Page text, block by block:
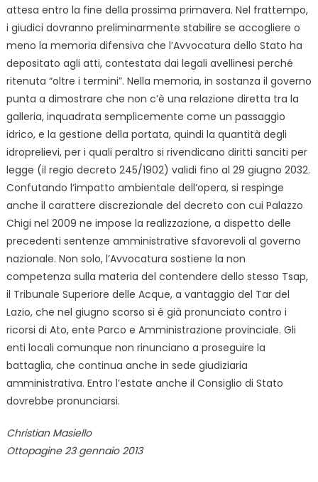
attesa entro la fine della prossima primavera. Nel frattempo,
i giudici dovranno preliminarmente stabilire se accogliere o
meno la memoria difensiva che l’Avvocatura dello Stato ha
depositato agli atti, contestata dai legali avellinesi perché
ritenuta “oltre i termini”. Nella memoria, in sostanza il governo
punta a dimostrare che non c’è una relazione diretta tra la
galleria, inquadrata semplicemente come un passaggio
idrico, e la gestione della portata, quindi la quantità degli
idroprelievi, per i quali peraltro si rivendicano diritti sanciti per
legge (il regio decreto 245/1902) validi fino al 29 giugno 2032.
Confutando l’impatto ambientale dell’opera, si respinge
anche il carattere discrezionale del decreto con cui Palazzo
Chigi nel 2009 ne impose la realizzazione, a dispetto delle
precedenti sentenze amministrative sfavorevoli al governo
nazionale. Non solo, l’Avvocatura sostiene la non
competenza sulla materia del contendere dello stesso Tsap,
il Tribunale Superiore delle Acque, a vantaggio del Tar del
Lazio, che nel giugno scorso si è già pronunciato contro i
ricorsi di Ato, ente Parco e Amministrazione provinciale. Gli
enti locali comunque non rinunciano a proseguire la
battaglia, che continua anche in sede giudiziaria
amministrativa. Entro l’estate anche il Consiglio di Stato
dovrebbe pronunciarsi.
Christian Masiello
Ottopagine 23 gennaio 2013